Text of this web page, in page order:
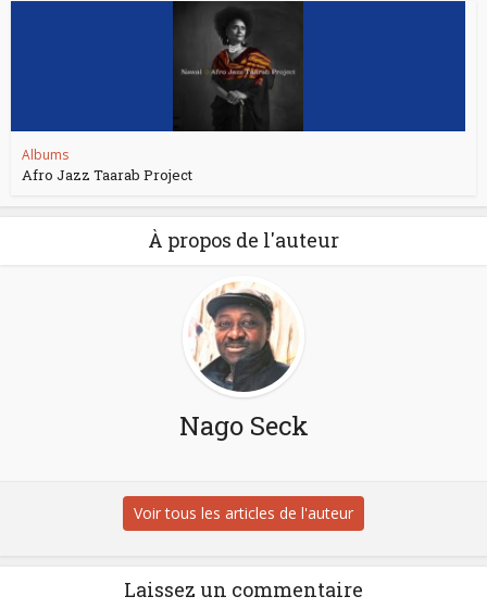
Albums
Afro Jazz Taarab Project
À propos de l'auteur
Nago Seck
Voir tous les articles de l'auteur
Laissez un commentaire